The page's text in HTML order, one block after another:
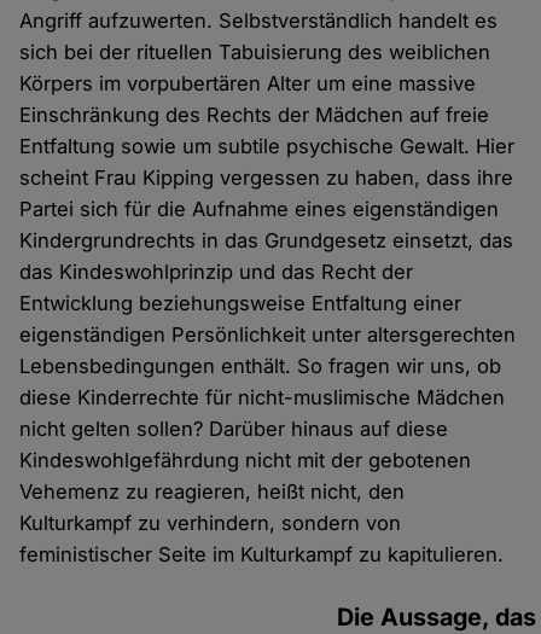
Angriff aufzuwerten. Selbstverständlich handelt es
sich bei der rituellen Tabuisierung des weiblichen
Körpers im vorpubertären Alter um eine massive
Einschränkung des Rechts der Mädchen auf freie
Entfaltung sowie um subtile psychische Gewalt. Hier
scheint Frau Kipping vergessen zu haben, dass ihre
Partei sich für die Aufnahme eines eigenständigen
Kindergrundrechts in das Grundgesetz einsetzt, das
das Kindeswohlprinzip und das Recht der
Entwicklung beziehungsweise Entfaltung einer
eigenständigen Persönlichkeit unter altersgerechten
Lebensbedingungen enthält. So fragen wir uns, ob
diese Kinderrechte für nicht-muslimische Mädchen
nicht gelten sollen? Darüber hinaus auf diese
Kindeswohlgefährdung nicht mit der gebotenen
Vehemenz zu reagieren, heißt nicht, den
Kulturkampf zu verhindern, sondern von
feministischer Seite im Kulturkampf zu kapitulieren.
Die Aussage, das